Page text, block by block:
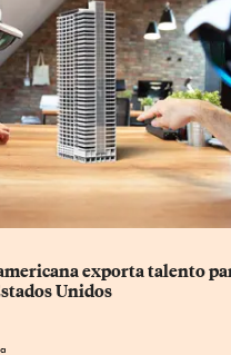
exporta talento
Unidos